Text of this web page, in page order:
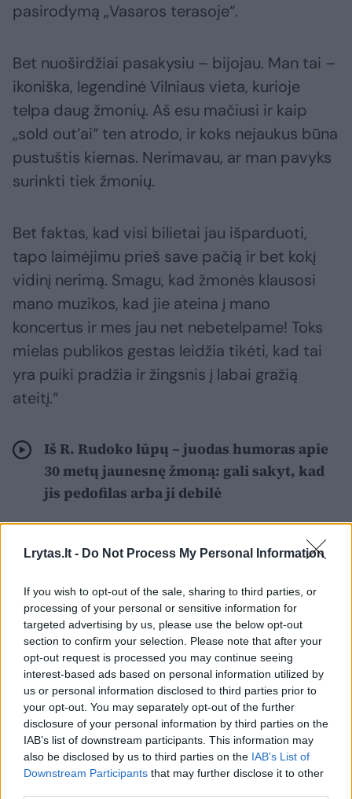
Lrytas.lt - Do Not Process My Personal Information
If you wish to opt-out of the sale, sharing to third parties, or
processing of your personal or sensitive information for
targeted advertising by us, please use the below opt-out
section to confirm your selection. Please note that after your
opt-out request is processed you may continue seeing
interest-based ads based on personal information utilized by
us or personal information disclosed to third parties prior to
your opt-out. You may separately opt-out of the further
disclosure of your personal information by third parties on the
IAB’s list of downstream participants. This information may
also be disclosed by us to third parties on the IAB’s List of
Downstream Participants that may further disclose it to other
pasirodymą „Vasaros terasoje“.
Bet nuoširdžiai pasakysiu – bijojau. Man tai –
ikoniška, legendinė Vilniaus vieta, kurioje
telpa daug žmonių. Aš esu mačiusi ir kaip
„sold out‘ai“ ten atrodo, ir koks nejaukus būna
pustuštis kiemas. Nerimavau, ar man pavyks
surinkti tiek žmonių.
Bet faktas, kad visi bilietai jau išparduoti,
tapo laimėjimu prieš save pačią ir bet kokį
vidinį nerimą. Smagu, kad žmonės klausosi
mano muzikos, kad jie ateina į mano
koncertus ir mes jau net nebetelpame! Toks
mielas publikos gestas leidžia tikėti, kad tai
yra puiki pradžia ir žingsnis į labai gražią
ateitį.“
Iš R. Rudoko lūpų – juodas humoras apie
30 metų jaunesnę žmoną: gali sakyt, kad
jis pedofilas arba ji debilė
Ši vasara P. Paukštaitytei – dosni neeilinių
patirčių. Dainininkė turėjo progų pasirodyti